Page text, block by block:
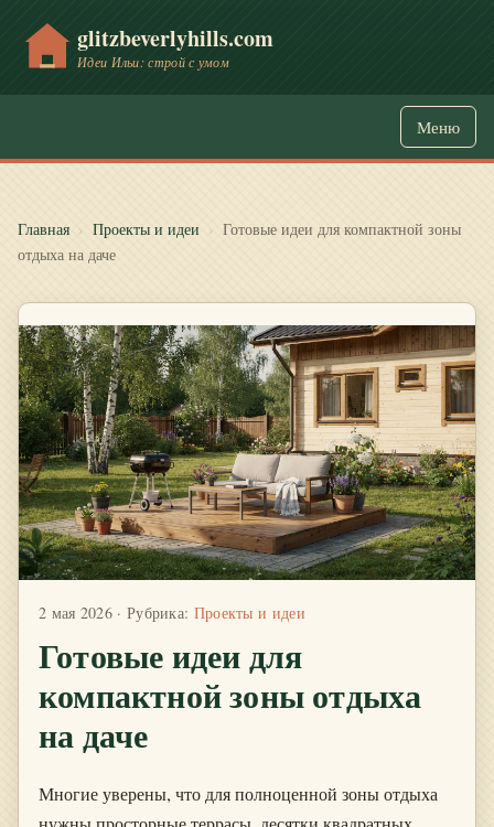
glitzbeverlyhills.com
Идеи Ильи: строй с умом
Меню
Главная › Проекты и идеи › Готовые идеи для компактной зоны
отдыха на даче
2 мая 2026 · Рубрика: Проекты и идеи
Готовые идеи для
компактной зоны отдыха
на даче
Многие уверены, что для полноценной зоны отдыха